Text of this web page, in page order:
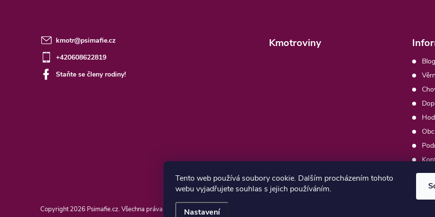
Tento web používá soubory cookie. Dalším procházením tohoto
webu vyjadřujete souhlas s jejich používáním.
Nastavení
kmotr@psimafie.cz
+420608622819
Staňte se členy rodiny!
Kmotroviny
Copyright 2026 Psimafie.cz. Všechna práva vyhrazena.